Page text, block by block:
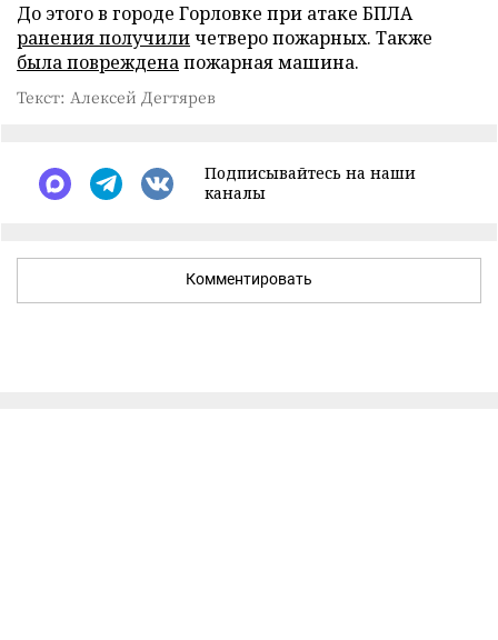
До этого в городе Горловке при атаке БПЛА
ранения получиличетверо пожарных. Также
была поврежденапожарная машина.
Текст: Алексей Дегтярев
Подписывайтесь на наши
каналы
Комментировать